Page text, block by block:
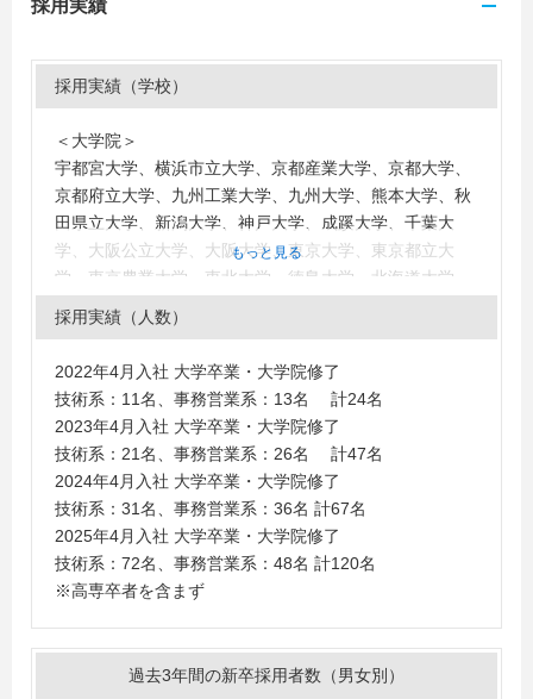
採用実績
採用実績（学校）
＜大学院＞
宇都宮大学、横浜市立大学、京都産業大学、京都大学、
京都府立大学、九州工業大学、九州大学、熊本大学、秋
田県立大学、新潟大学、神戸大学、成蹊大学、千葉大
学、大阪公立大学、大阪大学、東京大学、東京都立大
学、東京農業大学、東北大学、徳島大学、北海道大学、
北里大学
お茶の水女子大学、亜細亜大学、愛知大学、横浜国立大
学、岡山理科大学、学習院大学、関西学院大学、関西大
学、京都産業大学、京都薬科大学、玉川大学、近畿大
学、慶應義塾大学、県立広島大学、三重大学、鹿児島大
学、室蘭工業大学、女子栄養大学、小樽商科大学、昭和
女子大学、上智大学、神戸市外国語大学、成蹊大学、青
山学院大学、千葉大学、早稲田大学、帯広畜産大学、中
京大学、長崎国際大学、鳥取大学、津田塾大学、東京農
業大学、東京薬科大学、東北大学、同志社大学、日本女
子大学、日本大学、富山大学、武庫川女子大学、福岡工
業大学、法政大学、北海道大学、北里大学、麻布大学、
命館大学、龍谷大学
もっと見る
採用実績（人数）
2022年4月入社 大学卒業・大学院修了
技術系：11名、事務営業系：13名 計24名
2023年4月入社 大学卒業・大学院修了
技術系：21名、事務営業系：26名 計47名
2024年4月入社 大学卒業・大学院修了
技術系：31名、事務営業系：36名 計67名
2025年4月入社 大学卒業・大学院修了
技術系：72名、事務営業系：48名 計120名
※高専卒者を含まず
過去3年間の新卒採用者数（男女別）